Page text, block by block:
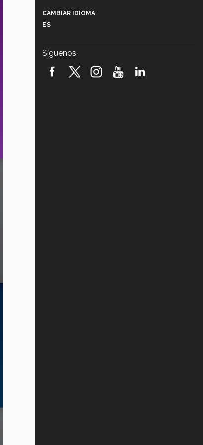
robótica FIRST 2026! (video)
CAMBIAR IDIOMA
ES
Síguenos